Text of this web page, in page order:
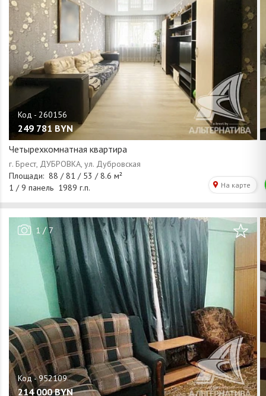
249 781 BYN
Четырехкомнатная квартира
1 /7
214 000 BYN